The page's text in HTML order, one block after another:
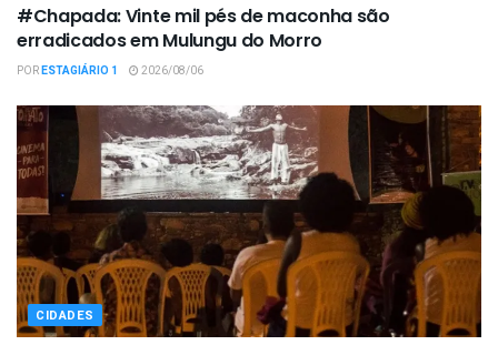
#Chapada: Vinte mil pés de maconha são
erradicados em Mulungu do Morro
PORESTAGIÁRIO 1 2026/08/06
CIDADES